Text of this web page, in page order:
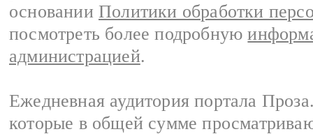
основании Политики обработки
посмотреть более подробную
администрацией.
Ежедневная аудитория портала
которые в общей сумме